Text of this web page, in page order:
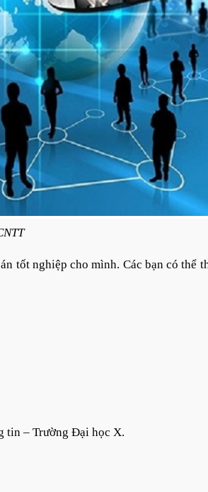
tốt nghiệp cho mình. Các bạn có thể
tin – Trường Đại học X.